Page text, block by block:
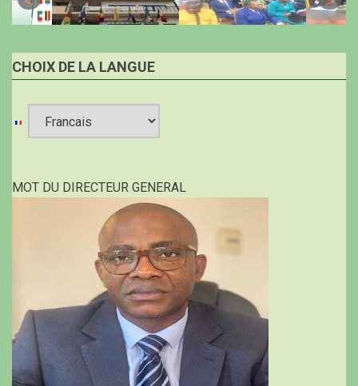
CHOIX DE LA LANGUE
language
MOT DU DIRECTEUR GENERAL